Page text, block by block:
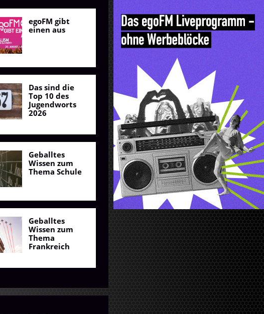
egoFM gibt
einen aus
Das sind die
Top 10 des
Jugendworts
2026
Geballtes
Wissen zum
Thema Schule
Geballtes
Wissen zum
Thema
Frankreich